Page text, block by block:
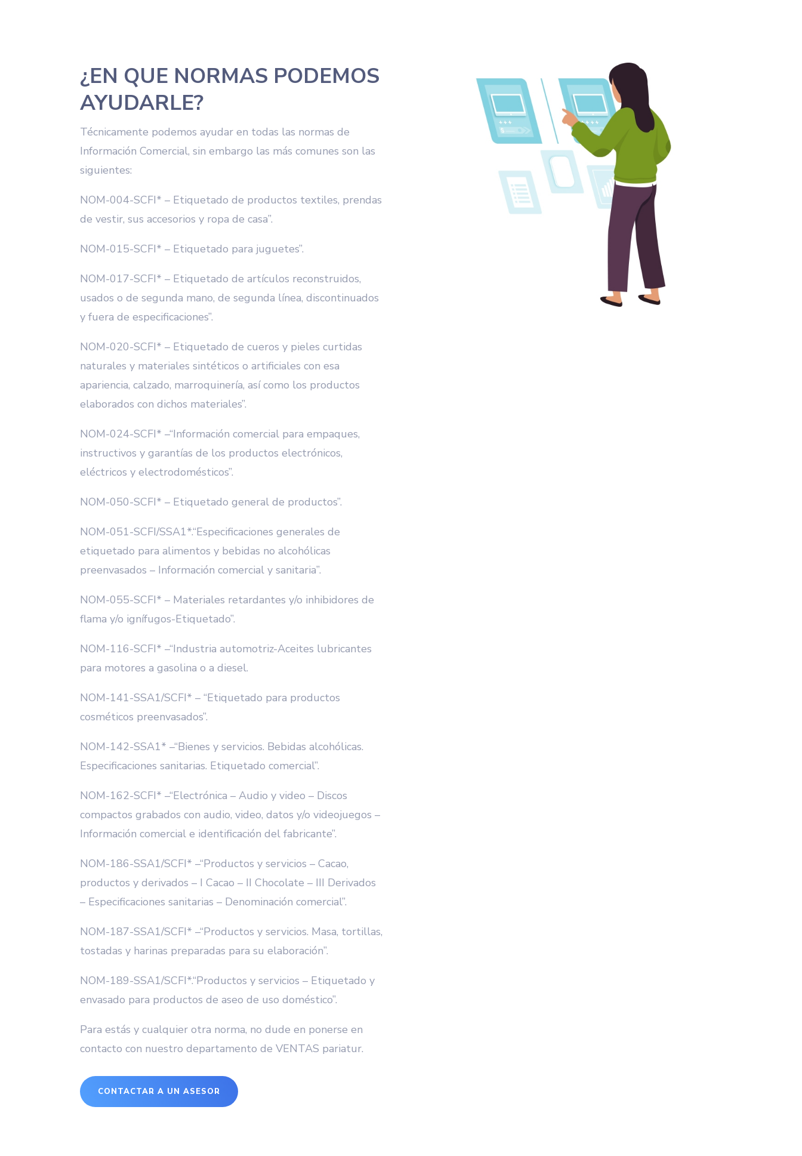
¿EN QUE NORMAS PODEMOS
AYUDARLE?
Técnicamente podemos ayudar en todas las normas de
Información Comercial, sin embargo las más comunes son las
siguientes:
NOM-004-SCFI* – Etiquetado de productos textiles, prendas
de vestir, sus accesorios y ropa de casa”.
NOM-015-SCFI* – Etiquetado para juguetes”.
NOM-017-SCFI* – Etiquetado de artículos reconstruidos,
usados o de segunda mano, de segunda línea, discontinuados
y fuera de especificaciones”.
NOM-020-SCFI* – Etiquetado de cueros y pieles curtidas
naturales y materiales sintéticos o artificiales con esa
apariencia, calzado, marroquinería, así como los productos
elaborados con dichos materiales”.
NOM-024-SCFI* –“Información comercial para empaques,
instructivos y garantías de los productos electrónicos,
eléctricos y electrodomésticos”.
NOM-050-SCFI* – Etiquetado general de productos”.
NOM-051-SCFI/SSA1*.“Especificaciones generales de
etiquetado para alimentos y bebidas no alcohólicas
preenvasados – Información comercial y sanitaria”.
NOM-055-SCFI* – Materiales retardantes y/o inhibidores de
flama y/o ignífugos-Etiquetado”.
NOM-116-SCFI* –“Industria automotriz-Aceites lubricantes
para motores a gasolina o a diesel.
NOM-141-SSA1/SCFI* – “Etiquetado para productos
cosméticos preenvasados”.
NOM-142-SSA1* –“Bienes y servicios. Bebidas alcohólicas.
Especificaciones sanitarias. Etiquetado comercial”.
NOM-162-SCFI* –“Electrónica – Audio y video – Discos
compactos grabados con audio, video, datos y/o videojuegos –
Información comercial e identificación del fabricante”.
NOM-186-SSA1/SCFI* –“Productos y servicios – Cacao,
productos y derivados – I Cacao – II Chocolate – III Derivados
– Especificaciones sanitarias – Denominación comercial”.
NOM-187-SSA1/SCFI* –“Productos y servicios. Masa, tortillas,
tostadas y harinas preparadas para su elaboración”.
NOM-189-SSA1/SCFI*.“Productos y servicios – Etiquetado y
envasado para productos de aseo de uso doméstico”.
Para estás y cualquier otra norma, no dude en ponerse en
contacto con nuestro departamento de VENTAS pariatur.
CONTACTAR A UN ASESOR